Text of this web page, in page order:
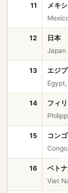
11
メキ
12
日本
Japan
13
エジ
14
フィ
15
コン
16
ベト
Viet